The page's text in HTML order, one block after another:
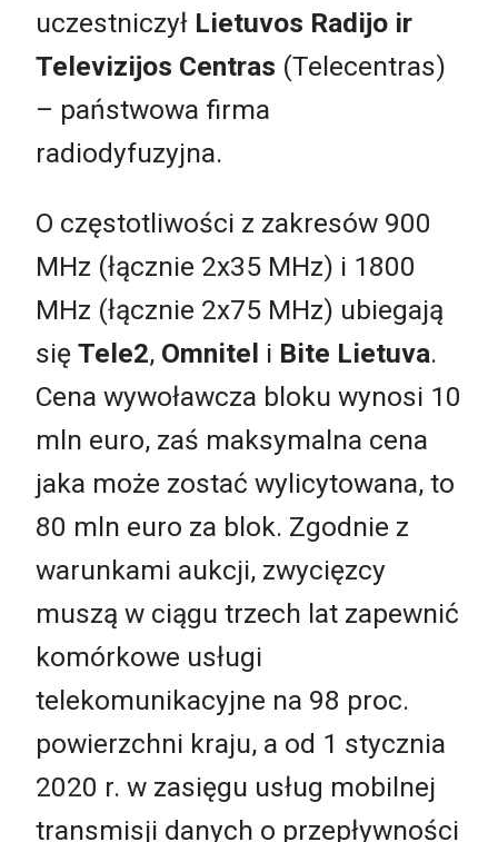
uczestniczył Lietuvos Radijo ir
Televizijos Centras (Telecentras)
– państwowa firma
radiodyfuzyjna.
O częstotliwości z zakresów 900
MHz (łącznie 2x35 MHz) i 1800
MHz (łącznie 2x75 MHz) ubiegają
się Tele2, Omnitel i Bite Lietuva.
Cena wywoławcza bloku wynosi 10
mln euro, zaś maksymalna cena
jaka może zostać wylicytowana, to
80 mln euro za blok. Zgodnie z
warunkami aukcji, zwycięzcy
muszą w ciągu trzech lat zapewnić
komórkowe usługi
telekomunikacyjne na 98 proc.
powierzchni kraju, a od 1 stycznia
2020 r. w zasięgu usług mobilnej
transmisji danych o przepływności